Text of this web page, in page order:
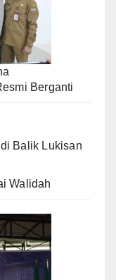
Berganti
Balik Lukisan
Walidah